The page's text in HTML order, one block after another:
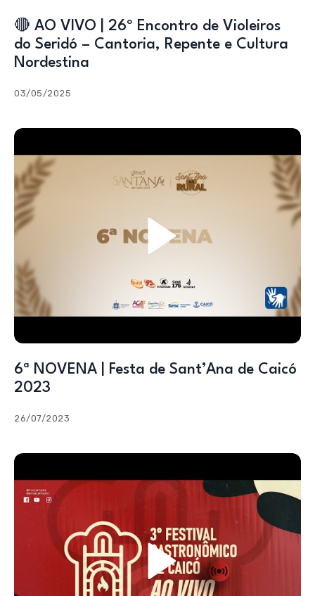
🔴 AO VIVO | 26º Encontro de Violeiros
do Seridó – Cantoria, Repente e Cultura
Nordestina
03/05/2025
6ª NOVENA | Festa de Sant’Ana de Caicó
2023
26/07/2023